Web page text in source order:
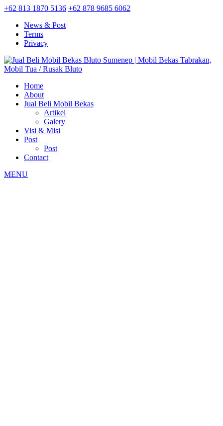
+62 813 1870 5136 +62 878 9685 6062
News & Post
Terms
Privacy
Home
About
Jual Beli Mobil Bekas
Artikel
Galery
Visi & Misi
Post
Post
Contact
MENU